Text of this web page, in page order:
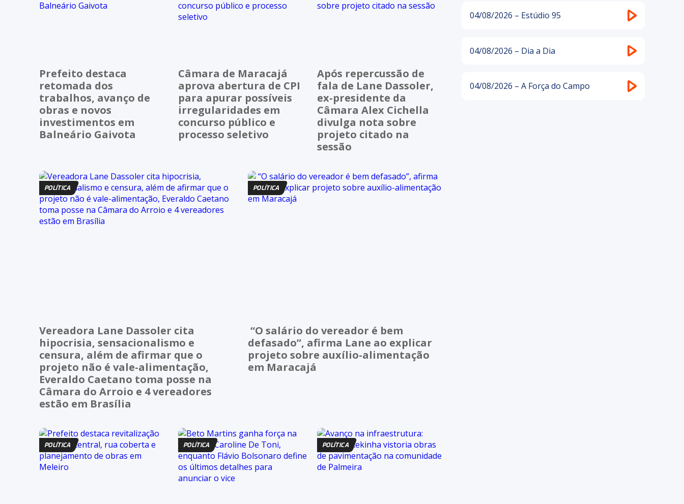
Prefeito destaca
retomada dos
trabalhos, avanço de
obras e novos
investimentos em
Balneário Gaivota
Câmara de Maracajá
aprova abertura de CPI
para apurar possíveis
irregularidades em
concurso público e
processo seletivo
Após repercussão de
fala de Lane Dassoler,
ex-presidente da
Câmara Alex Cichella
divulga nota sobre
projeto citado na
sessão
POLÍTICA
Vereadora Lane Dassoler cita
hipocrisia, sensacionalismo e
censura, além de afirmar que o
projeto não é vale-alimentação,
Everaldo Caetano toma posse na
Câmara do Arroio e 4 vereadores
estão em Brasília
POLÍTICA
“O salário do vereador é bem
defasado”, afirma Lane ao explicar
projeto sobre auxílio-alimentação
em Maracajá
POLÍTICA POLÍTICA POLÍTICA
04/08/2026 – Estúdio 95
04/08/2026 – Dia a Dia
04/08/2026 – A Força do Campo